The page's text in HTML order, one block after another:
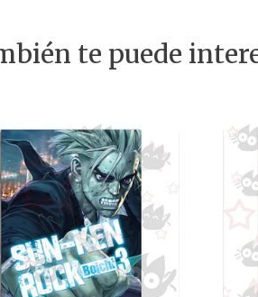
te puede